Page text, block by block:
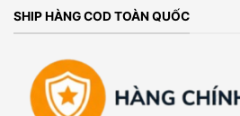
SHIP HÀNG COD TOÀN QUỐC